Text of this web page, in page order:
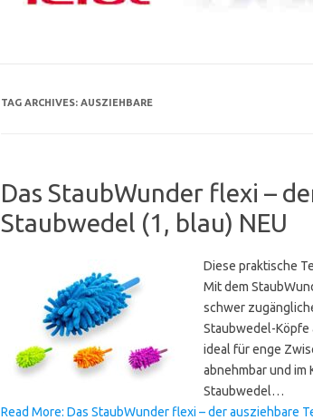
TAG ARCHIVES: AUSZIEHBARE
Das StaubWunder flexi –
Staubwedel (1, blau) NEU
Diese praktische
Mit dem
schwer
Staubwedel-Köpfe
ideal für enge
abnehmbar und im
Staubwedel…
Read More: Das StaubWunder flexi – der ausziehbare